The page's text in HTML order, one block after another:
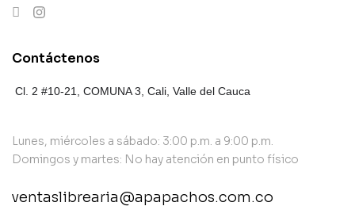
Contáctenos
Cl. 2 #10-21, COMUNA 3, Cali, Valle del Cauca
Lunes, miércoles a sábado: 3:00 p.m. a 9:00 p.m.
Domingos y martes: No hay atención en punto físico
ventaslibrearia@apapachos.com.co